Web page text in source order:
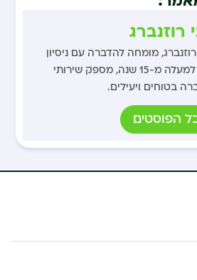
רוזנברג
רוזנברג, מומחה להדברה עם ניסיון
של למעלה מ-15 שנה, מספק שירותי
בטוחים ויעילים.
הפוסטים